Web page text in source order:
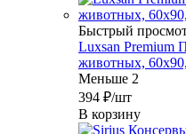
Быстрый
Luxsan Premium
животных,
Меньше 2
394 ₽/шт
В корзину